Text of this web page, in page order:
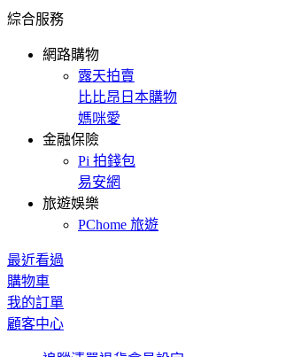
綜合服務
網路購物
露天拍賣
比比昂日本購物
媽咪愛
金融保險
Pi 拍錢包
易安網
旅遊娛樂
PChome 旅遊
最近看過
購物車
我的訂單
顧客中心